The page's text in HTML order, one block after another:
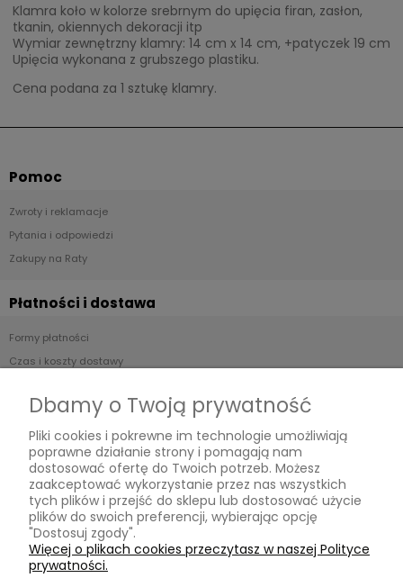
Klamra koło w kolorze srebrnym do upięcia firan, zasłon,
tkanin, okiennych dekoracji itp
Wymiar zewnętrzny klamry: 14 cm x 14 cm, +patyczek 19 cm
Upięcia wykonana z grubszego plastiku.
Cena podana za 1 sztukę klamry.
Pomoc
Zwroty i reklamacje
Pytania i odpowiedzi
Zakupy na Raty
Płatności i dostawa
Formy płatności
Czas i koszty dostawy
Informacje
Regulamin
Polityka prywatności
O nas
Kontakt i dane firmy
Dbamy o Twoją prywatność
Pliki cookies i pokrewne im technologie umożliwiają
poprawne działanie strony i pomagają nam
dostosować ofertę do Twoich potrzeb. Możesz
zaakceptować wykorzystanie przez nas wszystkich
tych plików i przejść do sklepu lub dostosować użycie
plików do swoich preferencji, wybierając opcję
"Dostosuj zgody".
Więcej o plikach cookies przeczytasz w naszej Polityce
prywatności.